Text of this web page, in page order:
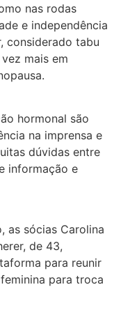
nas rodas
e independência
considerado tabu
mais em
hormonal são
na imprensa e
dúvidas entre
informação e
as sócias Carolina
de 43,
para reunir
para troca